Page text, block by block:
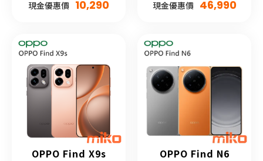
現金優惠價 10,290
現金優惠價 46,990
OPPO Find X9s OPPO Find N6